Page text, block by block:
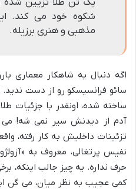
یک تن طلا تزیین شده
شکوه خود می کند.
مذهبی و هنری برزیله.
اگه دنبال یه شاهکار معماری
سائو فرانسیسکو رو از دست
ساخته شده، اونقدر با جزئیات
آدم از دیدنش سیر نمی شه!
تزئینات داخلیش به کار رفته،
نفیس پرتغالی، معروف به
حرف نداره. یه چیز جالب اینکه،
کمی عجیب به نظر میان، می گن